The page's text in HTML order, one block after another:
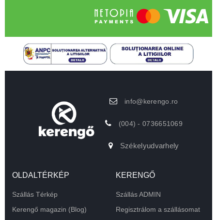
info@kerengo.ro
(004) - 0736651069
Székelyudvarhely
OLDALTÉRKÉP
Szállás Térkép
Kerengő magazin (Blog)
KERENGŐ
Szállás ADMIN
Regisztrálom a szállásomat